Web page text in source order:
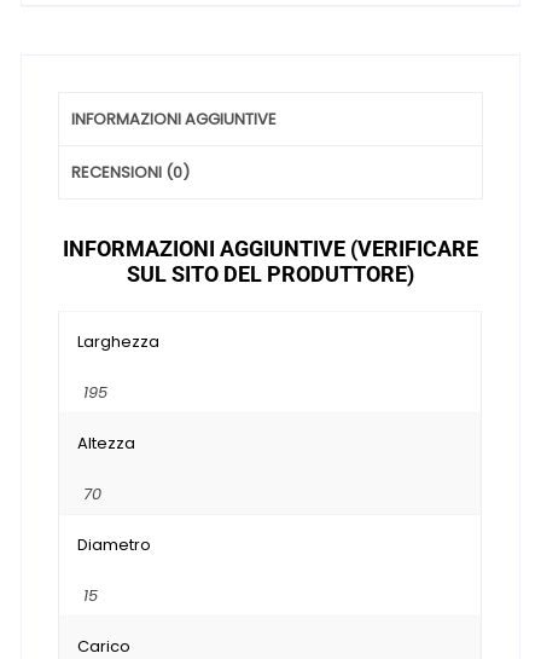
INFORMAZIONI AGGIUNTIVE
RECENSIONI (0)
INFORMAZIONI AGGIUNTIVE (VERIFICARE
SUL SITO DEL PRODUTTORE)
Larghezza
195
Altezza
70
Diametro
15
Carico